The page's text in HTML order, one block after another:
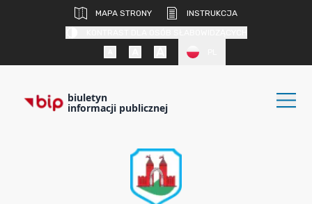
MAPA STRONY
INSTRUKCJA
biuletyn
informacji publicznej